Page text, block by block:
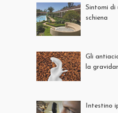
Sintomi di
schiena
Gli
la
Intestino